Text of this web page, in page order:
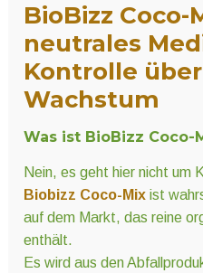
BioBizz Coco-
neutrales
Kontrolle
Wachstum
Was ist BioBizz Coco-
Nein, es geht hier nicht um
Biobizz Coco-Mixist
auf dem Markt, das reine
enthält.
Es wird aus den